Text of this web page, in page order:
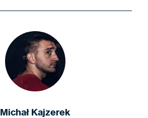
Michał Kajzerek